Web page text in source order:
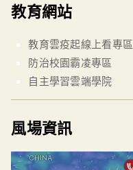
教育網站
教育雲疫起線上看專區
防治校園霸凌專區
自主學習雲端學院
風場資訊